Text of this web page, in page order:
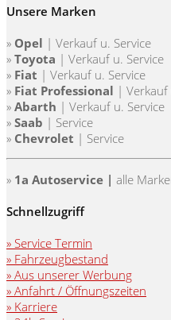
Unsere Marken
» Opel | Verkauf u. Service
» Toyota | Verkauf u. Service
» Fiat | Verkauf u. Service
» Fiat Professional | Verkauf
» Abarth | Verkauf u. Service
» Saab | Service
» Chevrolet | Service
» 1a Autoservice | alle
Schnellzugriff
» Service Termin
» Fahrzeugbestand
» Aus unserer Werbung
» Anfahrt / Öffnungszeiten
» Karriere